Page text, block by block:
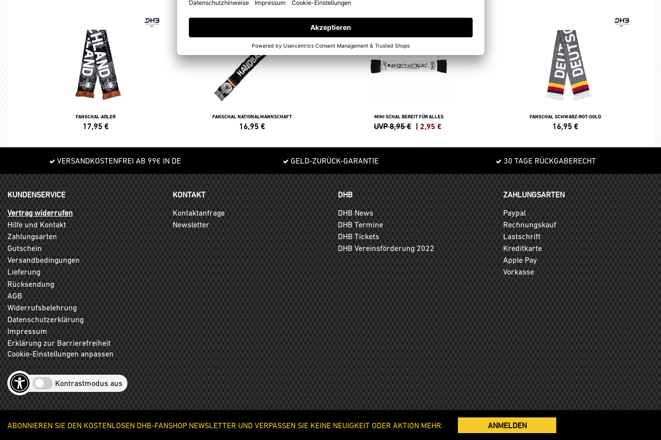
FANSCHAL ADLER
17,95 €
FANSCHAL NATIONALMANNSCHAFT
16,95 €
SALE
-67%
MINI SCHAL BEREIT FÜR ALLES
UVP 8,95 € 2,95 €
FANSCHAL SCHWARZ-ROT-GOLD
16,95 €
VERSANDKOSTENFREI AB 99€ IN DE GELD-ZURÜCK-GARANTIE 30 TAGE RÜCKGABERECHT
KUNDENSERVICE
Vertrag widerrufen
Hilfe und Kontakt
Zahlungsarten
Gutschein
Versandbedingungen
Lieferung
Rücksendung
AGB
Widerrufsbelehrung
Datenschutzerklärung
Impressum
Erklärung zur Barrierefreiheit
Cookie-Einstellungen anpassen
Kontrastmodus aus
KONTAKT
Kontaktanfrage
Newsletter
DHB
DHB News
DHB Termine
DHB Tickets
DHB Vereinsförderung 2022
ZAHLUNGSARTEN
Paypal
Rechnungskauf
Lastschrift
Kreditkarte
Apple Pay
Vorkasse
ABONNIEREN SIE DEN KOSTENLOSEN DHB-FANSHOP NEWSLETTER UND VERPASSEN SIE KEINE NEUIGKEIT ODER AKTION MEHR. ANMELDEN